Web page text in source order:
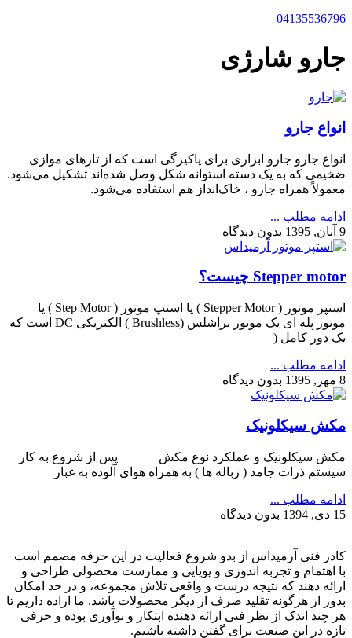
04135536796
جارو شارژی
انواع جارو
انواع جارو جارو ابزاری برای پاکیزگی است که از تارهای موازی
ضخیمی که به یک دسته استوانه شکل وصل شده‌اند تشکیل می‌شود.
معمولاً همراه جارو ، خاک‌انداز هم استفاده می‌شود.
ادامه مطلب ...
9 آبان, 1395
بدون دیدگاه
Stepper motor چیست؟
استپر موتور ( Stepper Motor ) یا استپ موتور ( Step Motor ) یا
موتور پله ای یک موتور براشلس (Brushless ) الکتریکی DC است که
یک دور کامل (
ادامه مطلب ...
8 مهر, 1395
بدون دیدگاه
مکش سیکلونیک
مکش سیکلونیک و عملکرد نوع مکش پس از شروع به کار
سیستم ذرات جامد ( زباله ها ) به همراه هوای آلوده به غبار
ادامه مطلب ...
15 دی, 1394
بدون دیدگاه
کادر فنی آرمیداس از بدو شروع فعالیت در این حرفه مصمم است
با اهتمام و تجربه اندوزی و پویایی و ممارست محصولی طراحی و
ارائه دهند که نتیجه درست و واقعی تلاش مجموعه، و در حد امکان
بدور از هرگونه تقلید صرف از دیگر محصولات باشد. ما اراده داریم تا
هر چند اندک از نظر فنی ارائه دهنده ابتکار و نوآوری بوده و حرفی
تازه در این صنعت برای گفتن داشته باشیم.